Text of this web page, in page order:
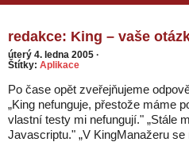
redakce: King – vaše
úterý 4. ledna 2005 ·
Štítky: Aplikace
Po čase opět zveřejňujeme
„King nefunguje, přestože máme
vlastní testy mi nefungují." „Stále
Javascriptu." „V KingManažeru